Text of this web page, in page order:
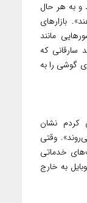
و به هر حال
بازار‌های
مانند
که
گوشی را به
نشان
وقتی
خدماتی
به خارج